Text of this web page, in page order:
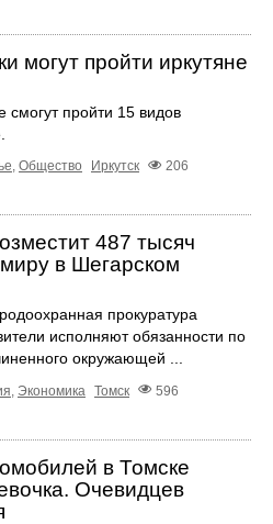
могут пройти иркутяне
смогут пройти 15 видов
, Общество Иркутск
206
487 тысяч
в Шегарском
прокуратура
исполняют обязанности по
окружающей ...
Экономика Томск
596
в Томске
Очевидцев